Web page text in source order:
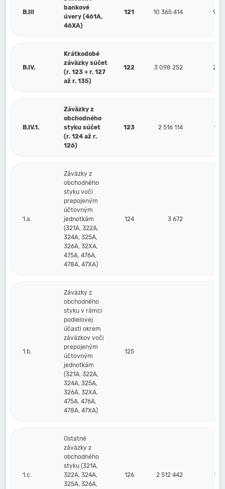
B.III
bankové
úvery (461A,
46XA)
121 10 365 414 9
B.IV.
Krátkodobé
záväzky súčet
(r. 123 + r. 127
až r. 135)
122 3 098 252 2
B.IV.1.
Záväzky z
obchodného
styku súčet
(r. 124 až r.
126)
123 2 516 114 1
1.a.
Záväzky z
obchodného
styku voči
prepojeným
účtovným
jednotkám
(321A, 322A,
324A, 325A,
326A, 32XA,
475A, 476A,
478A, 47XA)
124 3 672
1.b.
Záväzky z
obchodného
styku v rámci
podielovej
účasti okrem
záväzkov voči
prepojeným
účtovným
jednotkám
(321A, 322A,
324A, 325A,
326A, 32XA,
475A, 476A,
478A, 47XA)
125
1.c.
Ostatné
záväzky z
obchodného
styku (321A,
322A, 324A,
325A, 326A,
126 2 512 442 1